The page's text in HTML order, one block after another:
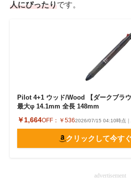
人にぴったりです。
Pilot 4+1 ウッド/Wood 【ダークブラ
最大φ 14.1mm 全長 148mm
￥1,664OFF： ￥5362026/07/15 04:10時点
クリックして今す
advertisement